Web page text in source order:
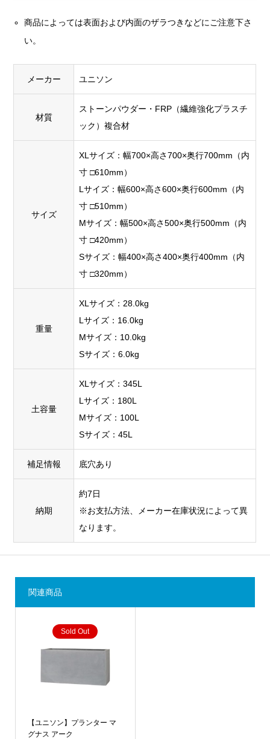
商品によっては表面および内面のザラつきなどにご注意下さ
い。
メーカー ユニソン
材質
ストーンパウダー・FRP（繊維強化プラスチ
ック）複合材
サイズ
XLサイズ：幅700×高さ700×奥行700mm（内
寸 □610mm）
Lサイズ：幅600×高さ600×奥行600mm（内
寸 □510mm）
Mサイズ：幅500×高さ500×奥行500mm（内
寸 □420mm）
Sサイズ：幅400×高さ400×奥行400mm（内
寸 □320mm）
重量
XLサイズ：28.0kg
Lサイズ：16.0kg
Mサイズ：10.0kg
Sサイズ：6.0kg
土容量
XLサイズ：345L
Lサイズ：180L
Mサイズ：100L
Sサイズ：45L
補足情報 底穴あり
納期
約7日
※お支払方法、メーカー在庫状況によって異
なります。
関連商品
Sold Out
【ユニソン】プランター マ
グナス アーク